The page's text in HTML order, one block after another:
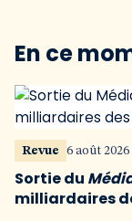
En ce
Revue 6 août 2026
Sortie du
milliardaires